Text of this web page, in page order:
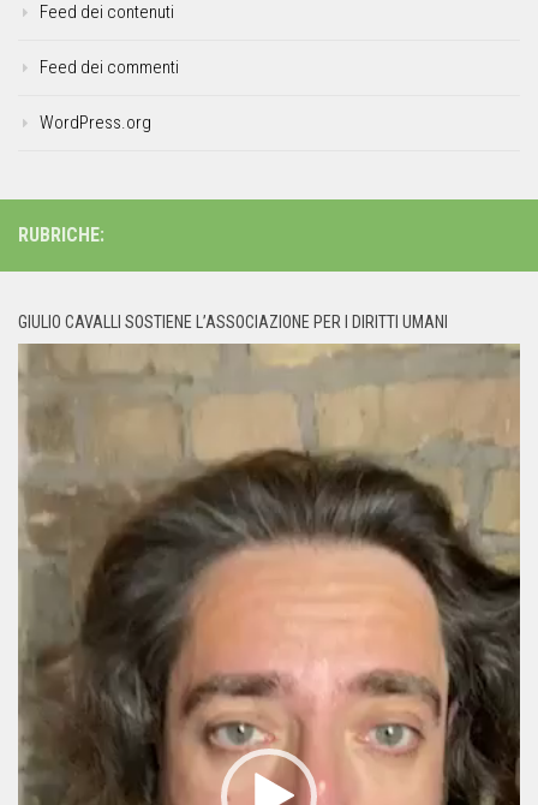
Feed dei contenuti
Feed dei commenti
WordPress.org
RUBRICHE:
GIULIO CAVALLI SOSTIENE L’ASSOCIAZIONE PER I DIRITTI UMANI